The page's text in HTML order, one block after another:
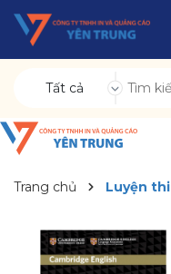
Tất cả
Trang chủ Luyện thi